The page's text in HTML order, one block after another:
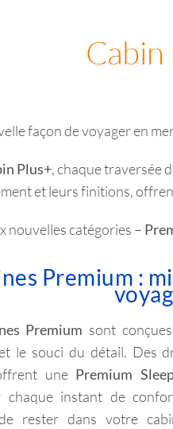
Cabin
façon de voyager en
Plus+, chaque traversée
et leurs finitions,
nouvelles catégories –
Premium :
Premium sont
le souci du détail. Des
une Premium
chaque instant de
rester dans votre
Avis
Sur ce site, nous
cookies de
signifie que les
cliquez sur le lien
Obtenir